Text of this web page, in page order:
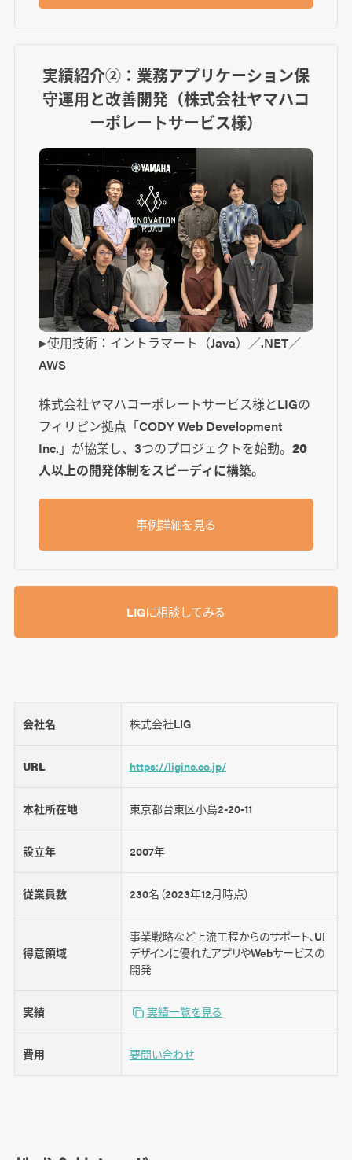
実績紹介②：業務アプリケーション保
守運用と改善開発（株式会社ヤマハコ
ーポレートサービス様）
▶使用技術：イントラマート（Java）／.NET／
AWS
株式会社ヤマハコーポレートサービス様とLIGの
フィリピン拠点「CODY Web Development
Inc.」が協業し、3つのプロジェクトを始動。 20
人以上の開発体制をスピーディに構築。
事例詳細を見る
LIGに相談してみる
会社名 株式会社LIG
URL https://liginc.co.jp/
本社所在地 東京都台東区小島2-20-11
設立年 2007年
従業員数 230名（2023年12月時点）
得意領域
事業戦略など上流工程からのサポート、UI
デザインに優れたアプリやWebサービスの
開発
実績 実績一覧を見る
費用 要問い合わせ